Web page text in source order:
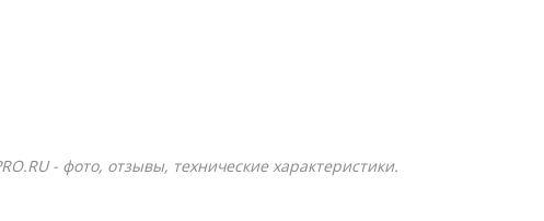
- фото, отзывы, технические характеристики.